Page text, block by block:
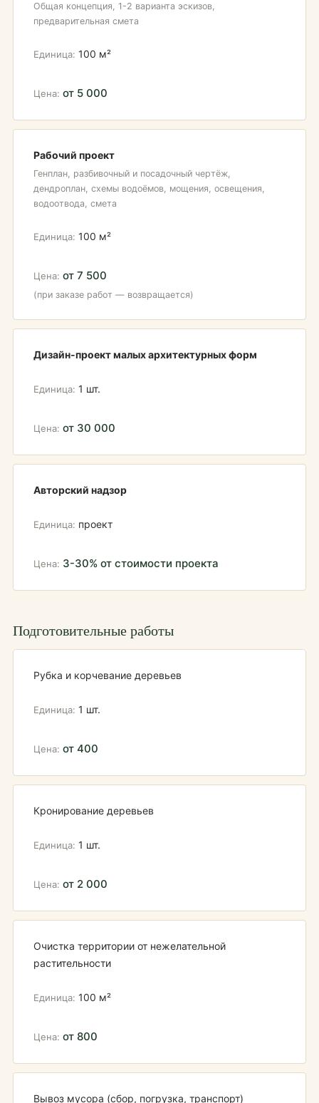
Общая концепция, 1-2 варианта эскизов,
предварительная смета
100 м²
от 5 000
Рабочий проект
Генплан, разбивочный и посадочный чертёж,
дендроплан, схемы водоёмов, мощения, освещения,
водоотвода, смета
100 м²
от 7 500
(при заказе работ — возвращается)
Дизайн-проект малых архитектурных форм
1 шт.
от 30 000
Авторский надзор
проект
3-30% от стоимости проекта
Подготовительные работы
Рубка и корчевание деревьев
1 шт.
от 400
Кронирование деревьев
1 шт.
от 2 000
Очистка территории от нежелательной
растительности
100 м²
от 800
Вывоз мусора (сбор, погрузка, транспорт)